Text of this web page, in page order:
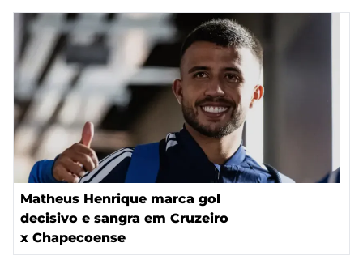
Matheus Henrique marca gol
decisivo e sangra em Cruzeiro
x Chapecoense